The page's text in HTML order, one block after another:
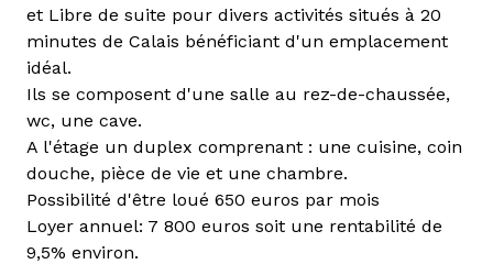
et Libre de suite pour divers activités situés à 20
minutes de Calais bénéficiant d'un emplacement
idéal.
Ils se composent d'une salle au rez-de-chaussée,
wc, une cave.
A l'étage un duplex comprenant : une cuisine, coin
douche, pièce de vie et une chambre.
Possibilité d'être loué 650 euros par mois
Loyer annuel: 7 800 euros soit une rentabilité de
9,5% environ.